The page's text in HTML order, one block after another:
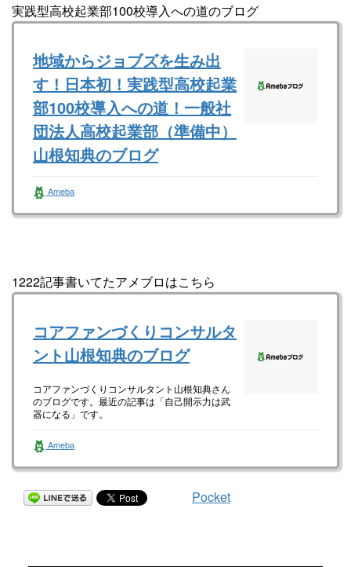
実践型高校起業部100校導入への道のブログ
地域からジョブズを生み出
す！日本初！実践型高校起業
部100校導入への道！一般社
団法人高校起業部（準備中）
山根知典のブログ
一般社団法人全国高校起業部（準備中） 山根
知典さんのブログです。最近の記事は「ゴール
は常に確認せよ！（画像あり）」です。
Ameba
1222記事書いてたアメブロはこちら
コアファンづくりコンサルタ
ント山根知典のブログ
コアファンづくりコンサルタント山根知典さん
のブログです。最近の記事は「自己開示力は武
器になる」です。
Ameba
Pocket